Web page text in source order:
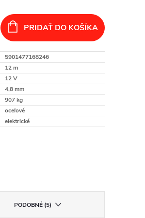
PRIDAŤ DO KOŠÍKA
5901477168246
12 m
12 V
4,8 mm
907 kg
oceľové
elektrické
PODOBNÉ (5)